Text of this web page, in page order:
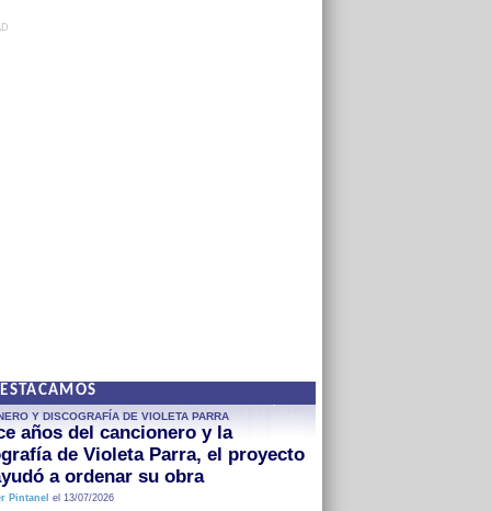
Y DISCOGRAFÍA DE VIOLETA PARRA
años del cancionero y la
de Violeta Parra, el proyecto
a ordenar su obra
Pintanel el 13/07/2026